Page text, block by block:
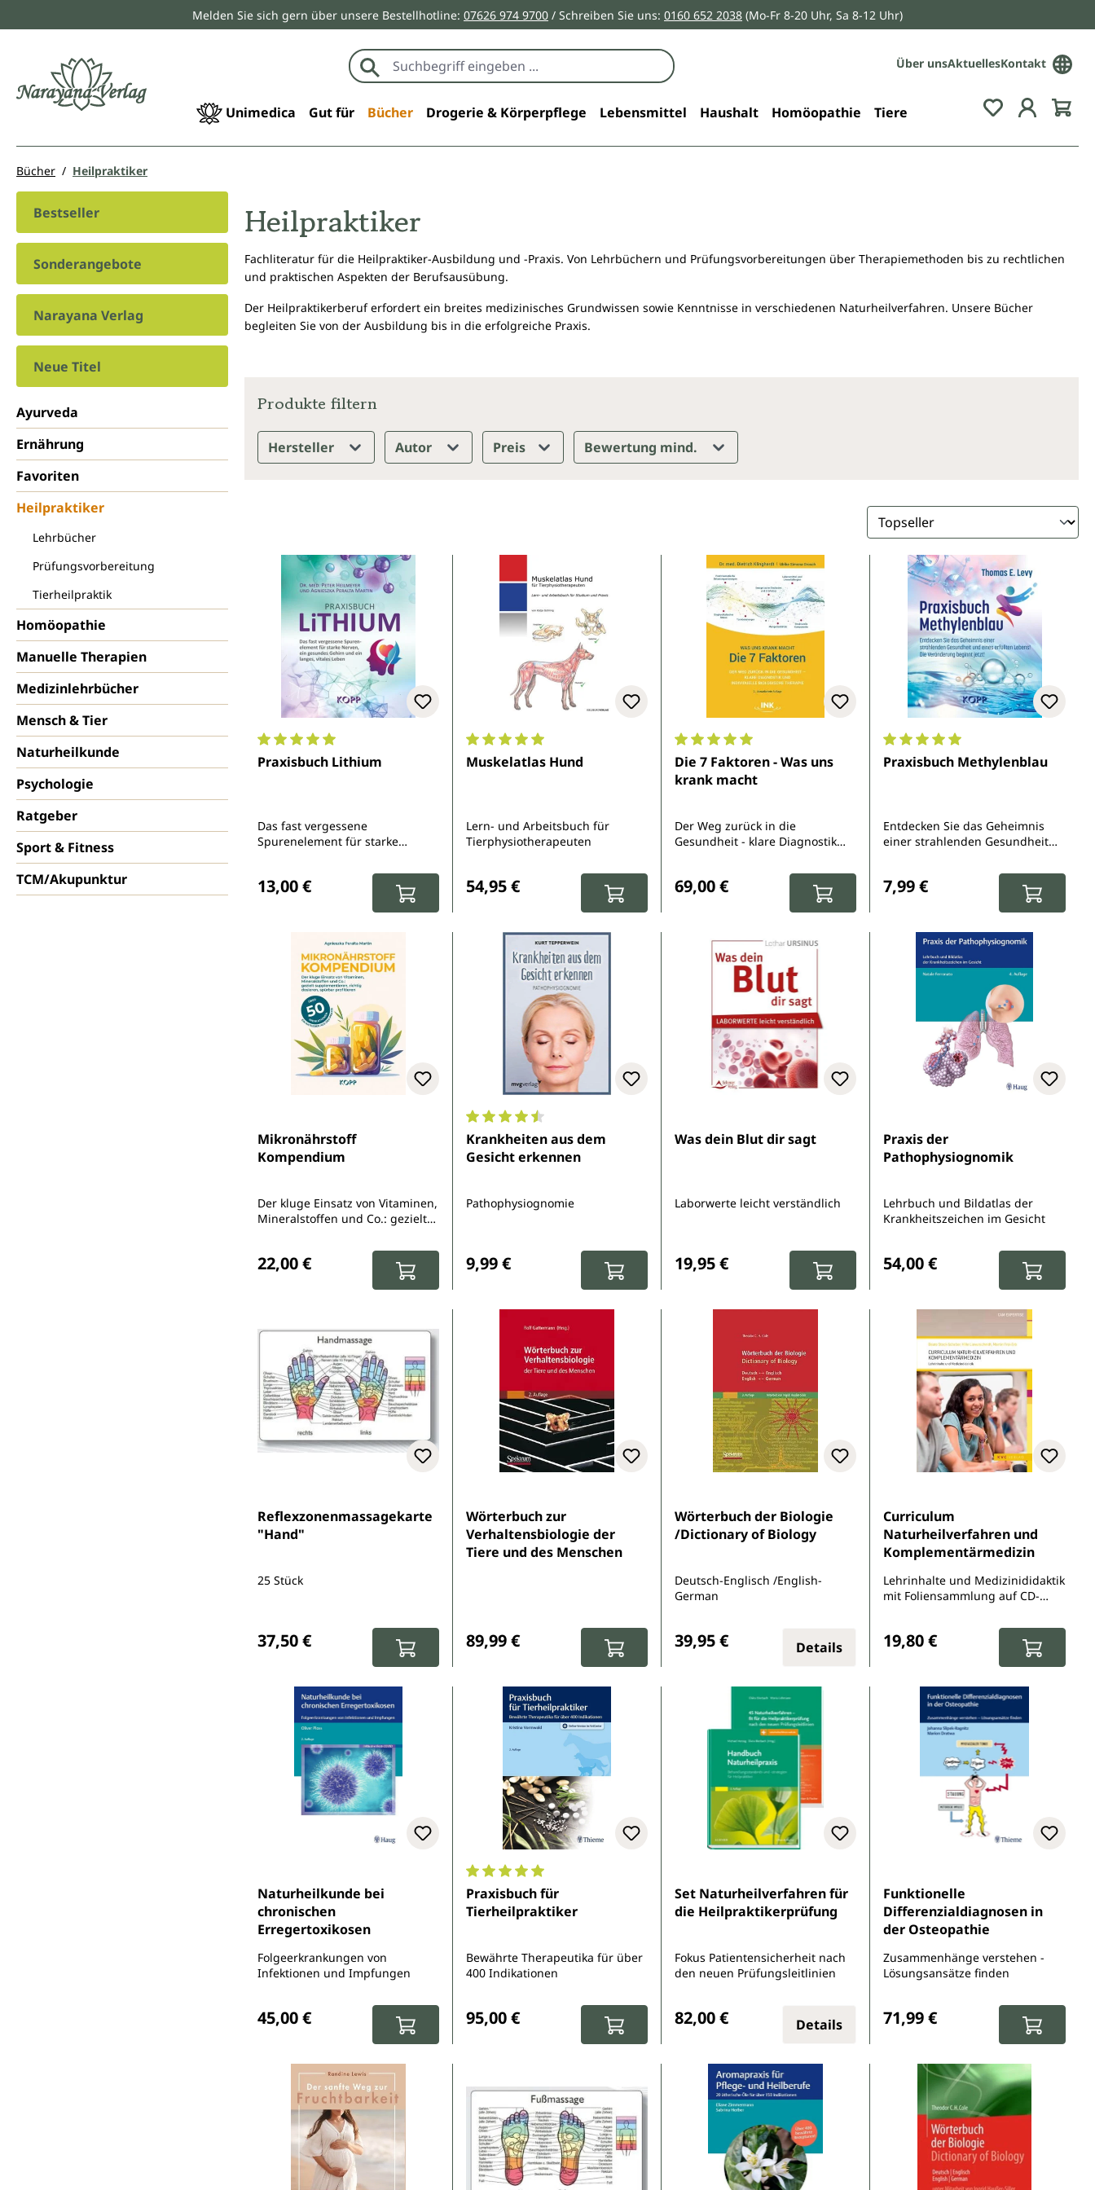
Zur Hauptnavigation springenMelden Sie sich gern über unsere Bestellhotline: 07626 974 9700 / Schreiben Sie uns: 0160 652 2038 (Mo-Fr 8-20 Uhr, Sa 8-12 Uhr)
Über unsAktuellesKontakt
Unimedica Gut für Bücher Drogerie & Körperpflege Lebensmittel Haushalt Homöopathie Tiere Du hast 0
Bücher Heilpraktiker
Bestseller
Sonderangebote
Narayana Verlag
Neue Titel
Ayurveda
Ernährung
Favoriten
Heilpraktiker
Lehrbücher
Prüfungsvorbereitung
Tierheilpraktik
Homöopathie
Manuelle Therapien
Medizinlehrbücher
Mensch & Tier
Naturheilkunde
Psychologie
Ratgeber
Sport & Fitness
TCM/Akupunktur
Heilpraktiker
Fachliteratur für die Heilpraktiker-Ausbildung und -Praxis. Von Lehrbüchern und Prüfungsvorbereitungen über Therapiemethoden bis zu rechtlichen
und praktischen Aspekten der Berufsausübung.
Der Heilpraktikerberuf erfordert ein breites medizinisches Grundwissen sowie Kenntnisse in verschiedenen Naturheilverfahren. Unsere Bücher
begleiten Sie von der Ausbildung bis in die erfolgreiche Praxis.
Produkte filtern
Hersteller Autor Preis Bewertung mind.
Durchschnittliche Bewertung von 5 von 5 Sternen
Praxisbuch Lithium
Das fast vergessene
Spurenelement für starke
und ein langes, vitales Leben
13,00 €
Durchschnittliche Bewertung von 5 von 5 Sternen
Muskelatlas Hund
Lern- und Arbeitsbuch für
Tierphysiotherapeuten
54,95 €
Durchschnittliche Bewertung von 5 von 5 Sternen
Die 7 Faktoren - Was uns
krank macht
Der Weg zurück in die
Gesundheit - klare Diagnostik
69,00 €
Durchschnittliche Bewertung von
Praxisbuch Methylenblau
Entdecken Sie das Geheimnis
einer strahlenden Gesundheit
Veränderung beginnt jetzt!
7,99 €
Mikronährstoff
Kompendium
Der kluge Einsatz von Vitaminen,
Mineralstoffen und Co.: gezielt
dosieren, spürbar profitieren
22,00 €
Durchschnittliche Bewertung von 4.5 von 5 Sternen
Krankheiten aus dem
Gesicht erkennen
Pathophysiognomie
9,99 €
Was dein Blut dir sagt
Laborwerte leicht verständlich
19,95 €
Praxis der
Pathophysiognomik
Lehrbuch und Bildatlas der
Krankheitszeichen im Gesicht
54,00 €
Reflexzonenmassagekarte
"Hand"
25 Stück
37,50 €
Wörterbuch zur
Verhaltensbiologie der
Tiere und des Menschen
89,99 €
Wörterbuch der Biologie
/Dictionary of Biology
Deutsch-Englisch /English-
German
39,95 € Details
Curriculum
Naturheilverfahren und
Komplementärmedizin
Lehrinhalte und Medizinididaktik
mit Foliensammlung auf CD-
19,80 €
Naturheilkunde bei
chronischen
Erregertoxikosen
Folgeerkrankungen von
Infektionen und Impfungen
45,00 €
Durchschnittliche Bewertung von 5 von 5 Sternen
Praxisbuch für
Tierheilpraktiker
Bewährte Therapeutika für über
400 Indikationen
95,00 €
Set Naturheilverfahren für
die Heilpraktikerprüfung
Fokus Patientensicherheit nach
den neuen Prüfungsleitlinien
82,00 € Details
Funktionelle
Differenzialdiagnosen in
der Osteopathie
Zusammenhänge verstehen -
Lösungsansätze finden
71,99 €